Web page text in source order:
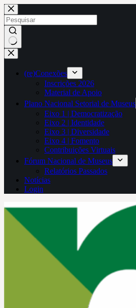
Pular
para
o
conteúdo
Sem
resultados
(re)Conexões
Inscrições 2026
Material de Apoio
Plano Nacional Setorial de Museus
Eixo 1 | Democratização
Eixo 2 | Identidade
Eixo 3 | Diversidade
Eixo 4 | Fomento
Contribuições Virtuais
Fórum Nacional de Museus
Relatórios Passados
Notícias
Login